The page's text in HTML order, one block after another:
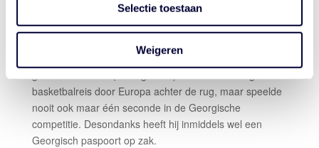
Selectie toestaan
Weigeren
2012 t/m 2014 in totaal 45 duels speelde voor de
Brooklyn Nets en Chicago Bulls. Na twee seizoenen bij
de Russische topclub CSKA Moskou gaat hij komend
seizoen in Italië bij Bologna aan de slag. De 36-jarige
basketbalreis door Europa achter de rug, maar speelde
nooit ook maar één seconde in de Georgische
competitie. Desondanks heeft hij inmiddels wel een
Georgisch paspoort op zak.